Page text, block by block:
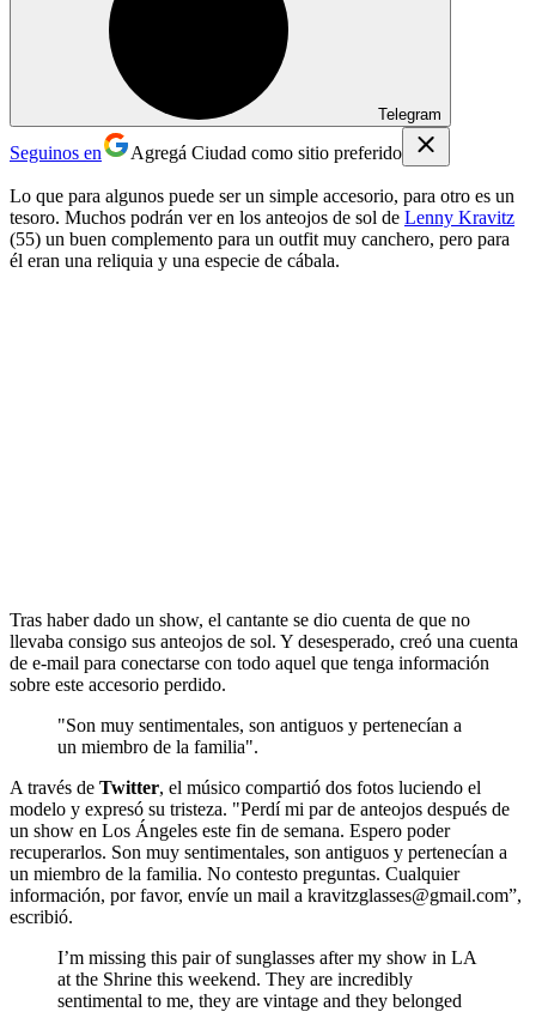
Telegram
Seguinos en Agregá Ciudad como sitio preferido
Lo que para algunos puede ser un simple accesorio, para otro es un
tesoro. Muchos podrán ver en los anteojos de sol de Lenny Kravitz
(55) un buen complemento para un outfit muy canchero, pero para
él eran una reliquia y una especie de cábala.
Tras haber dado un show, el cantante se dio cuenta de que no
llevaba consigo sus anteojos de sol. Y desesperado, creó una cuenta
de e-mail para conectarse con todo aquel que tenga información
sobre este accesorio perdido.
"Son muy sentimentales, son antiguos y pertenecían a
un miembro de la familia".
A través de Twitter, el músico compartió dos fotos luciendo el
modelo y expresó su tristeza. "Perdí mi par de anteojos después de
un show en Los Ángeles este fin de semana. Espero poder
recuperarlos. Son muy sentimentales, son antiguos y pertenecían a
un miembro de la familia. No contesto preguntas. Cualquier
información, por favor, envíe un mail a kravitzglasses@gmail.com”,
escribió.
I’m missing this pair of sunglasses after my show in LA
at the Shrine this weekend. They are incredibly
sentimental to me, they are vintage and they belonged